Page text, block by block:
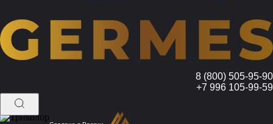
8 (800) 505-95-90
+7 996 105-99-59